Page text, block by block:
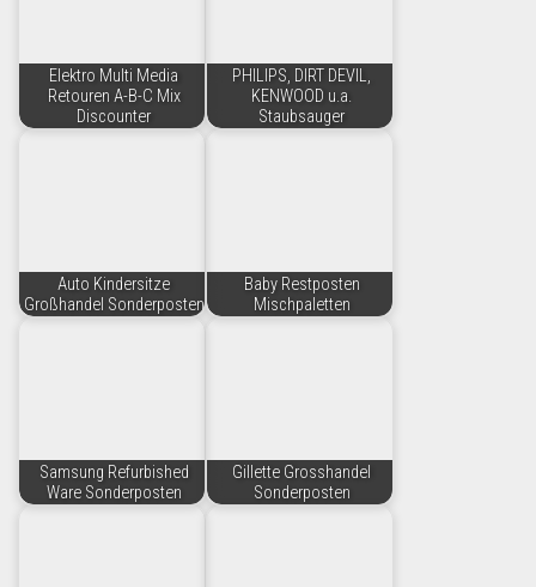
Elektro Multi Media
Retouren A-B-C Mix
Discounter
PHILIPS, DIRT DEVIL,
KENWOOD u.a.
Staubsauger
Auto Kindersitze
Großhandel Sonderposten
Baby Restposten
Mischpaletten
Samsung Refurbished
Ware Sonderposten
Gillette Grosshandel
Sonderposten